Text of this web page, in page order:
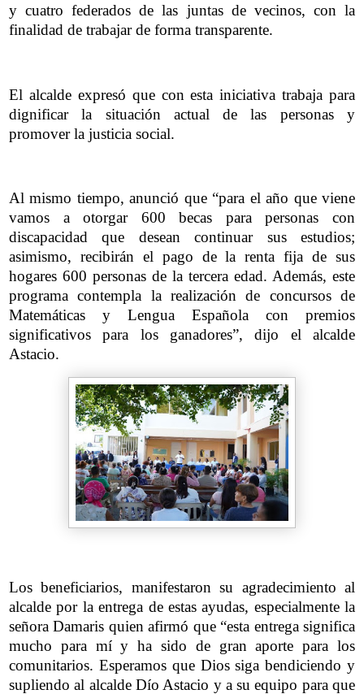
y cuatro federados de las juntas de vecinos, con la
finalidad de trabajar de forma transparente.
El alcalde expresó que con esta iniciativa trabaja para
dignificar la situación actual de las personas y
promover la justicia social.
Al mismo tiempo, anunció que “para el año que viene
vamos a otorgar 600 becas para personas con
discapacidad que desean continuar sus estudios;
asimismo, recibirán el pago de la renta fija de sus
hogares 600 personas de la tercera edad. Además, este
programa contempla la realización de concursos de
Matemáticas y Lengua Española con premios
significativos para los ganadores”, dijo el alcalde
Astacio.
Los beneficiarios, manifestaron su agradecimiento al
alcalde por la entrega de estas ayudas, especialmente la
señora Damaris quien afirmó que “esta entrega significa
mucho para mí y ha sido de gran aporte para los
comunitarios. Esperamos que Dios siga bendiciendo y
supliendo al alcalde Dío Astacio y a su equipo para que